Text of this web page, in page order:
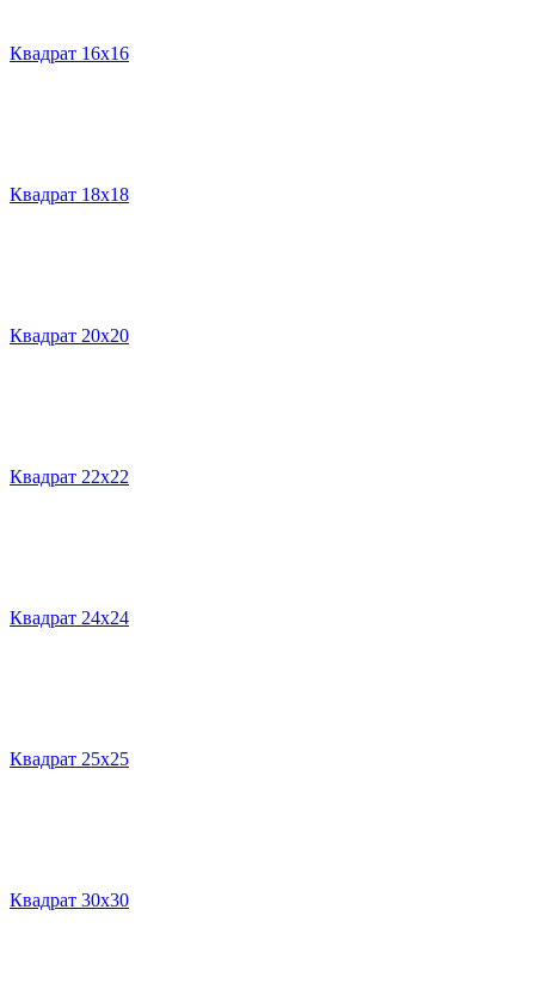
Квадрат 16х16
Квадрат 18х18
Квадрат 20х20
Квадрат 22х22
Квадрат 24х24
Квадрат 25х25
Квадрат 30х30